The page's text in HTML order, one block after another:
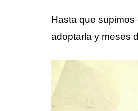
Hasta que
adoptarla y meses